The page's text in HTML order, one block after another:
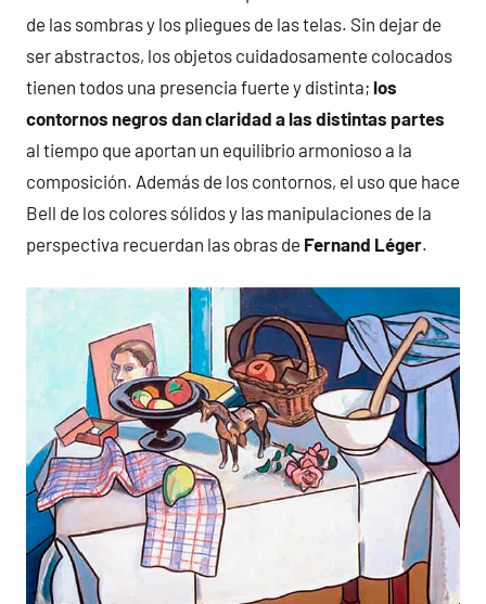
de las sombras y los pliegues de las telas. Sin dejar de
ser abstractos, los objetos cuidadosamente colocados
tienen todos una presencia fuerte y distinta; los
contornos negros dan claridad a las distintas partes
al tiempo que aportan un equilibrio armonioso a la
composición. Además de los contornos, el uso que hace
Bell de los colores sólidos y las manipulaciones de la
perspectiva recuerdan las obras de Fernand Léger.